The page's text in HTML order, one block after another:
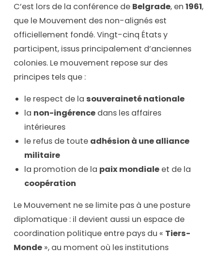
C’est lors de la conférence de Belgrade, en 1961,
que le Mouvement des non-alignés est
officiellement fondé. Vingt-cinq États y
participent, issus principalement d’anciennes
colonies. Le mouvement repose sur des
principes tels que :
le respect de la souveraineté nationale
la non-ingérence dans les affaires
intérieures
le refus de toute adhésion à une alliance
militaire
la promotion de la paix mondiale et de la
coopération
Le Mouvement ne se limite pas à une posture
diplomatique : il devient aussi un espace de
coordination politique entre pays du « Tiers-
Monde », au moment où les institutions